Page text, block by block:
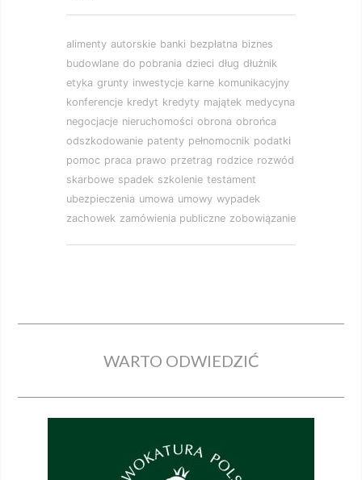
alimenty autorskie banki bezpłatna biznes
budowlane do pobrania dzieci dług dłużnik
etyka grunty inwestycje karne komunikacyjny
konferencje kredyt kredyty majątek medycyna
negocjacje nieruchomości obrona obrońca
odszkodowanie patenty pełnomocnik podatki
pomoc praca prawo przetrag rodzice rozwód
skarbowe spadek szkolenie testament
ubezpieczenia umowa umowy wypadek
zachowek zamówienia publiczne zobowiązanie
WARTO ODWIEDZIĆ